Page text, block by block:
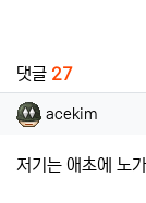
댓글 27
acekim님
acekim
저기는 애초에 노